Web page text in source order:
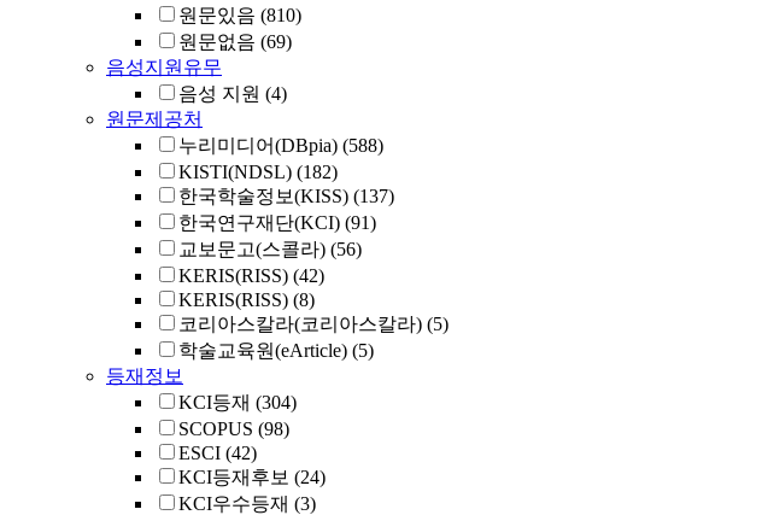
원문있음 (810)
원문없음 (69)
음성지원유무
음성 지원 (4)
원문제공처
누리미디어(DBpia) (588)
KISTI(NDSL) (182)
한국학술정보(KISS) (137)
한국연구재단(KCI) (91)
교보문고(스콜라) (56)
KERIS(RISS) (42)
KERIS(RISS) (8)
코리아스칼라(코리아스칼라) (5)
학술교육원(eArticle) (5)
등재정보
KCI등재 (304)
SCOPUS (98)
ESCI (42)
KCI등재후보 (24)
KCI우수등재 (3)